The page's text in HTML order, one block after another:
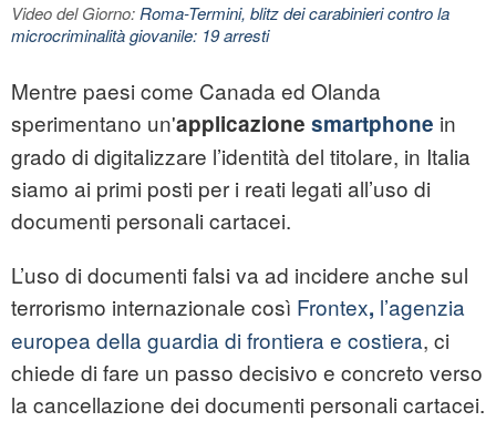
Video del Giorno:Roma-Termini, blitz dei carabinieri contro la
microcriminalità giovanile: 19 arresti
Mentre paesi come Canada ed Olanda
sperimentano un'applicazione smartphone in
grado di digitalizzare l’identità del titolare, in Italia
siamo ai primi posti per i reati legati all’uso di
documenti personali cartacei.
L’uso di documenti falsi va ad incidere anche sul
terrorismo internazionale così Frontex, l’agenzia
europea della guardia di frontiera e costiera, ci
chiede di fare un passo decisivo e concreto verso
la cancellazione dei documenti personali cartacei.